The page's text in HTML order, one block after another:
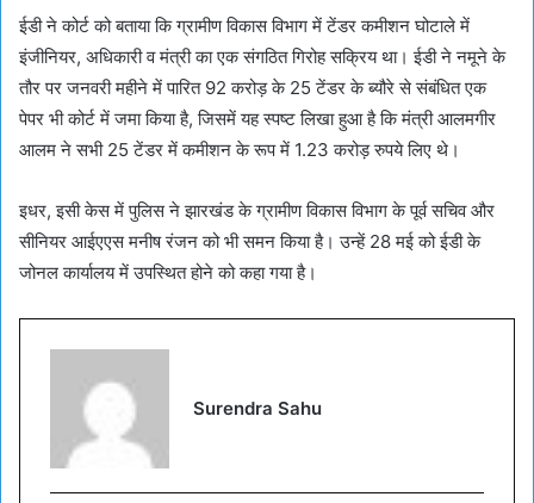
ईडी ने कोर्ट को बताया कि ग्रामीण विकास विभाग में टेंडर कमीशन घोटाले में
इंजीनियर, अधिकारी व मंत्री का एक संगठित गिरोह सक्रिय था। ईडी ने नमूने के
तौर पर जनवरी महीने में पारित 92 करोड़ के 25 टेंडर के ब्यौरे से संबंधित एक
पेपर भी कोर्ट में जमा किया है, जिसमें यह स्पष्ट लिखा हुआ है कि मंत्री आलमगीर
आलम ने सभी 25 टेंडर में कमीशन के रूप में 1.23 करोड़ रुपये लिए थे।
इधर, इसी केस में पुलिस ने झारखंड के ग्रामीण विकास विभाग के पूर्व सचिव और
सीनियर आईएएस मनीष रंजन को भी समन किया है। उन्हें 28 मई को ईडी के
जोनल कार्यालय में उपस्थित होने को कहा गया है।
Surendra Sahu